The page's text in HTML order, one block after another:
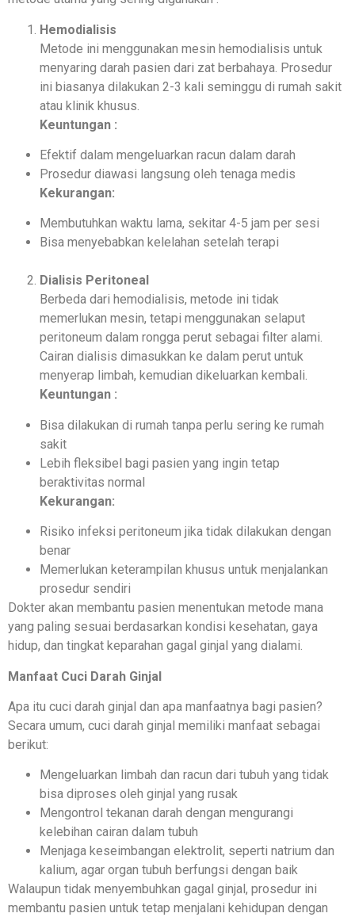
Hemodialisis
Metode ini menggunakan mesin hemodialisis untuk
menyaring darah pasien dari zat berbahaya. Prosedur
ini biasanya dilakukan 2-3 kali seminggu di rumah sakit
atau klinik khusus.
Keuntungan :
Efektif dalam mengeluarkan racun dalam darah
Prosedur diawasi langsung oleh tenaga medis
Kekurangan:
Membutuhkan waktu lama, sekitar 4-5 jam per sesi
Bisa menyebabkan kelelahan setelah terapi
Dialisis Peritoneal
Berbeda dari hemodialisis, metode ini tidak
memerlukan mesin, tetapi menggunakan selaput
peritoneum dalam rongga perut sebagai filter alami.
Cairan dialisis dimasukkan ke dalam perut untuk
menyerap limbah, kemudian dikeluarkan kembali.
Keuntungan :
Bisa dilakukan di rumah tanpa perlu sering ke rumah
sakit
Lebih fleksibel bagi pasien yang ingin tetap
beraktivitas normal
Kekurangan:
Risiko infeksi peritoneum jika tidak dilakukan dengan
benar
Memerlukan keterampilan khusus untuk menjalankan
prosedur sendiri
Dokter akan membantu pasien menentukan metode mana
yang paling sesuai berdasarkan kondisi kesehatan, gaya
hidup, dan tingkat keparahan gagal ginjal yang dialami.
Manfaat Cuci Darah Ginjal
Apa itu cuci darah ginjal dan apa manfaatnya bagi pasien?
Secara umum, cuci darah ginjal memiliki manfaat sebagai
berikut:
Mengeluarkan limbah dan racun dari tubuh yang tidak
bisa diproses oleh ginjal yang rusak
Mengontrol tekanan darah dengan mengurangi
kelebihan cairan dalam tubuh
Menjaga keseimbangan elektrolit, seperti natrium dan
kalium, agar organ tubuh berfungsi dengan baik
Walaupun tidak menyembuhkan gagal ginjal, prosedur ini
membantu pasien untuk tetap menjalani kehidupan dengan